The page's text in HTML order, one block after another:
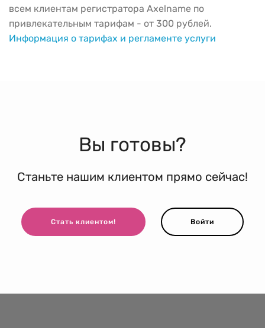
всем клиентам регистратора Axelname по
привлекательным тарифам - от 300 рублей.
Информация о тарифах и регламенте услуги
Вы готовы?
Станьте нашим клиентом прямо сейчас!
Стать клиентом! Войти